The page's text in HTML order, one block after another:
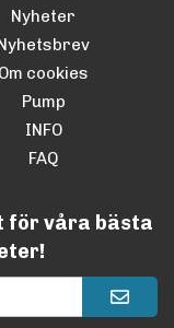
Nyheter
Om cookies
Pump
INFO
FAQ
för våra bästa